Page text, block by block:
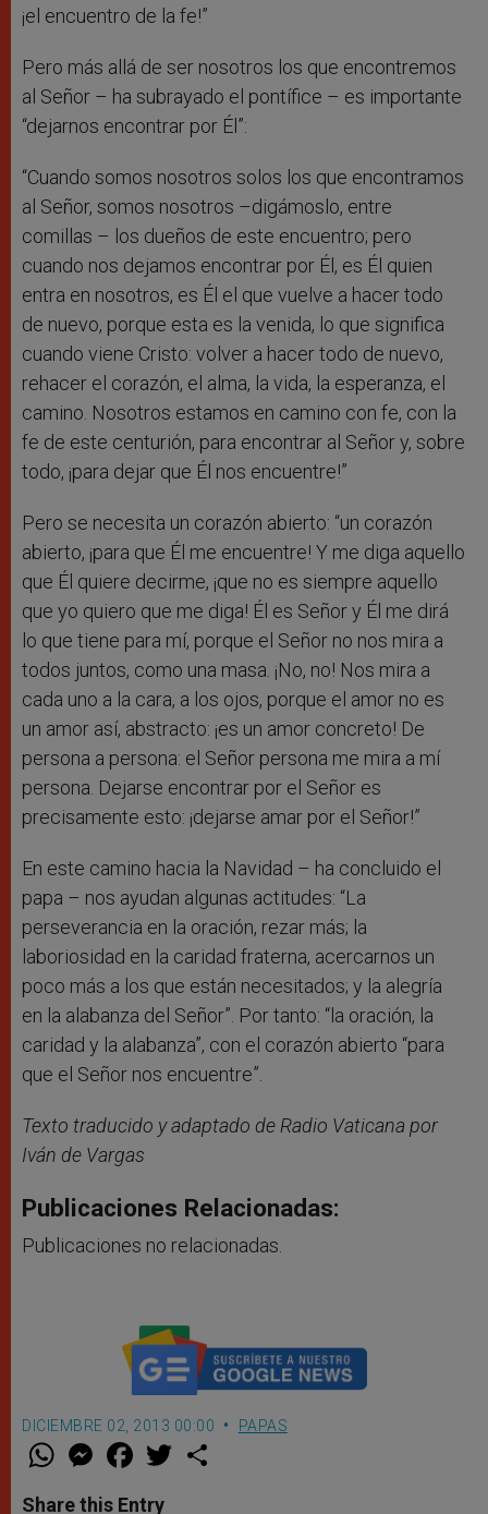
¡el encuentro de la fe!”
Pero más allá de ser nosotros los que encontremos
al Señor – ha subrayado el pontífice – es importante
“dejarnos encontrar por Él”:
“Cuando somos nosotros solos los que encontramos
al Señor, somos nosotros –digámoslo, entre
comillas – los dueños de este encuentro; pero
cuando nos dejamos encontrar por Él, es Él quien
entra en nosotros, es Él el que vuelve a hacer todo
de nuevo, porque esta es la venida, lo que significa
cuando viene Cristo: volver a hacer todo de nuevo,
rehacer el corazón, el alma, la vida, la esperanza, el
camino. Nosotros estamos en camino con fe, con la
fe de este centurión, para encontrar al Señor y, sobre
todo, ¡para dejar que Él nos encuentre!”
Pero se necesita un corazón abierto: “un corazón
abierto, ¡para que Él me encuentre! Y me diga aquello
que Él quiere decirme, ¡que no es siempre aquello
que yo quiero que me diga! Él es Señor y Él me dirá
lo que tiene para mí, porque el Señor no nos mira a
todos juntos, como una masa. ¡No, no! Nos mira a
cada uno a la cara, a los ojos, porque el amor no es
un amor así, abstracto: ¡es un amor concreto! De
persona a persona: el Señor persona me mira a mí
persona. Dejarse encontrar por el Señor es
precisamente esto: ¡dejarse amar por el Señor!”
En este camino hacia la Navidad – ha concluido el
papa – nos ayudan algunas actitudes: “La
perseverancia en la oración, rezar más; la
laboriosidad en la caridad fraterna, acercarnos un
poco más a los que están necesitados; y la alegría
en la alabanza del Señor”. Por tanto: “la oración, la
caridad y la alabanza”, con el corazón abierto “para
que el Señor nos encuentre”.
Texto traducido y adaptado de Radio Vaticana por
Iván de Vargas
Publicaciones Relacionadas:
Publicaciones no relacionadas.
DICIEMBRE 02, 2013 00:00 PAPAS
W
t
M
e
s
F
a
e
w
Share this Entry